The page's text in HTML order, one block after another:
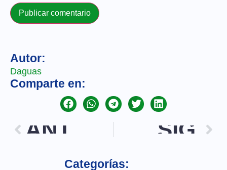
Categorías:
Autor:
Daguas
Comparte en:
ANT. SIG.